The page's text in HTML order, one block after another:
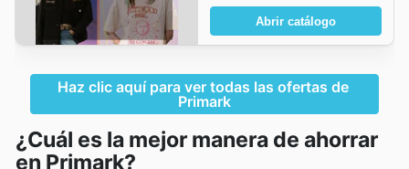
Abrir catálogo
Haz clic aquí para ver todas las ofertas de
Primark
¿Cuál es la mejor manera de ahorrar
en Primark?